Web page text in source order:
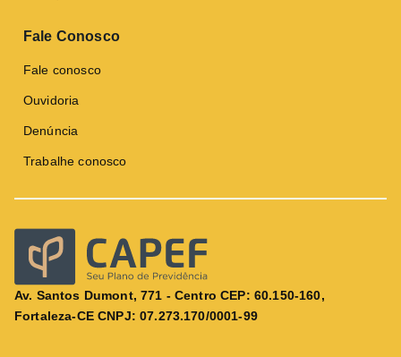
Fale Conosco
Fale conosco
Ouvidoria
Denúncia
Trabalhe conosco
Av. Santos Dumont, 771 - Centro CEP: 60.150-160,
Fortaleza-CE CNPJ: 07.273.170/0001-99